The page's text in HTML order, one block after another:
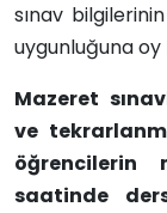
sınav
uygunluğuna
Mazeret
ve
öğrencilerin
saatinde